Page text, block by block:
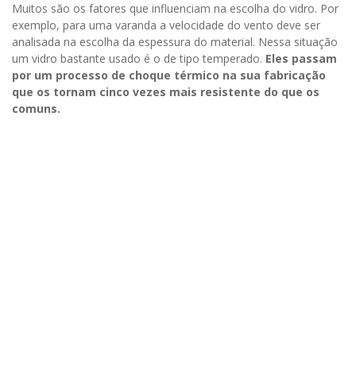
Muitos são os fatores que influenciam na escolha do vidro. Por
exemplo, para uma varanda a velocidade do vento deve ser
analisada na escolha da espessura do material. Nessa situação
um vidro bastante usado é o de tipo temperado. Eles passam
por um processo de choque térmico na sua fabricação
que os tornam cinco vezes mais resistente do que os
comuns.